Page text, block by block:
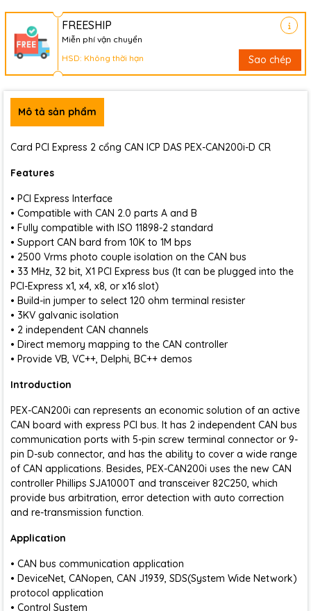
FREESHIP
Miễn phí vận chuyển
HSD: Không thời hạn
Sao chép
Mô tả sản phẩm
Card PCI Express 2 cổng CAN ICP DAS PEX-CAN200i-D CR
Features
• PCI Express Interface
• Compatible with CAN 2.0 parts A and B
• Fully compatible with ISO 11898-2 standard
• Support CAN bard from 10K to 1M bps
• 2500 Vrms photo couple isolation on the CAN bus
• 33 MHz, 32 bit, X1 PCI Express bus (It can be plugged into the
PCI-Express x1, x4, x8, or x16 slot)
• Build-in jumper to select 120 ohm terminal resister
• 3KV galvanic isolation
• 2 independent CAN channels
• Direct memory mapping to the CAN controller
• Provide VB, VC++, Delphi, BC++ demos
Introduction
PEX-CAN200i can represents an economic solution of an active
CAN board with express PCI bus. It has 2 independent CAN bus
communication ports with 5-pin screw terminal connector or 9-
pin D-sub connector, and has the ability to cover a wide range
of CAN applications. Besides, PEX-CAN200i uses the new CAN
controller Phillips SJA1000T and transceiver 82C250, which
provide bus arbitration, error detection with auto correction
and re-transmission function.
Application
• CAN bus communication application
• DeviceNet, CANopen, CAN J1939, SDS(System Wide Network)
protocol application
• Control System